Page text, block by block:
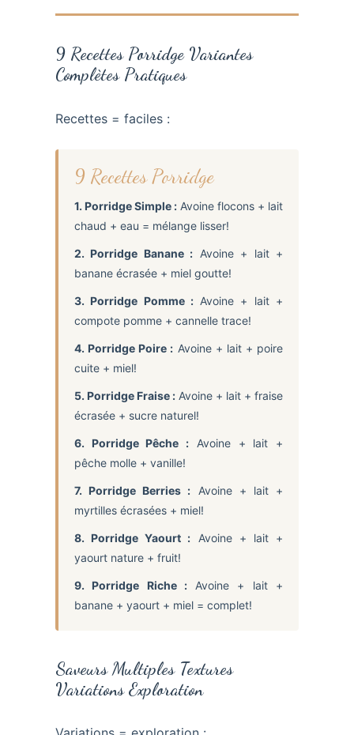
9 Recettes Porridge Variantes
Complètes Pratiques
Recettes = faciles :
9 Recettes Porridge
1. Porridge Simple : Avoine flocons + lait
chaud + eau = mélange lisser!
2. Porridge Banane : Avoine + lait +
banane écrasée + miel goutte!
3. Porridge Pomme :Avoine + lait +
compote pomme + cannelle trace!
4. Porridge Poire : Avoine + lait + poire
cuite + miel!
5. Porridge Fraise : Avoine + lait + fraise
écrasée + sucre naturel!
6. Porridge Pêche : Avoine + lait +
pêche molle + vanille!
7. Porridge Berries : Avoine + lait +
myrtilles écrasées + miel!
8. Porridge Yaourt : Avoine + lait +
yaourt nature + fruit!
9. Porridge Riche :Avoine + lait +
banane + yaourt + miel = complet!
Saveurs Multiples Textures
Variations Exploration